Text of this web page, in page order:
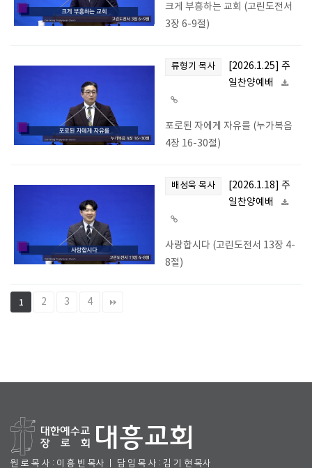
크게 부흥하는 교회 (고린도전서
3장 6-9절)
류형기 목사
[2026.1.25] 주
일찬양예배
포로된 자에게 자유를 (누가복음
4장 16-30절)
배성욱 목사
[2026.1.18] 주
일찬양예배
사랑합시다 (고린도전서 13장 4-
8절)
1 2 3 4
원 로 목 사 : 이 흥 빈 목사 ㅣ 담 임 목 사 : 김 기 현 목사